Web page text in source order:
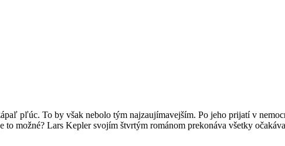
pľúc. To by však nebolo tým najzaujímavejším. Po jeho prijatí v
možné? Lars Kepler svojím štvrtým románom prekonáva všetky